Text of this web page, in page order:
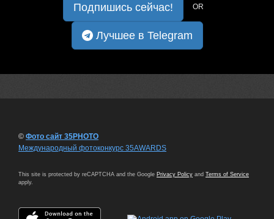
Подпишись сейчас! OR
Лучшее в Telegram
© Фото сайт 35PHOTO
Международный фотоконкурс 35AWARDS
This site is protected by reCAPTCHA and the Google Privacy Policy and Terms of Service
apply.